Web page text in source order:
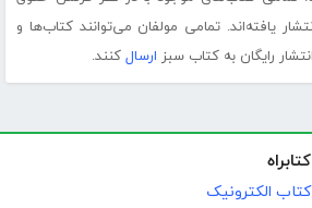
یافته‌اند. تمامی مولفان می‌توانند کتاب‌ها و
رایگان به کتاب سبز ارسال کنند.
کتابراه
کتاب الکترونیک